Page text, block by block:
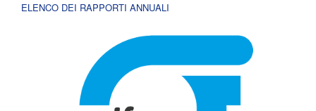
ELENCO DEI RAPPORTI ANNUALI